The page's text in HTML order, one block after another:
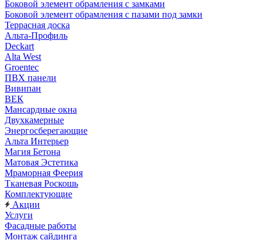
Боковой элемент обрамления с замками
Боковой элемент обрамления с пазами под замки
Террасная доска
Альта-Профиль
Deckart
Alta West
Groentec
ПВХ панели
Вивипан
ВЕК
Мансардные окна
Двухкамерные
Энергосберегающие
Альта Интерьер
Магия Бетона
Матовая Эстетика
Мраморная Феерия
Тканевая Роскошь
Комплектующие
Акции
Услуги
Фасадные работы
Монтаж сайдинга